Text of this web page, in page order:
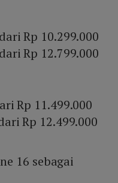
Rp 10.299.000
Rp 12.799.000
Rp 11.499.000
Rp 12.499.000
16 sebagai